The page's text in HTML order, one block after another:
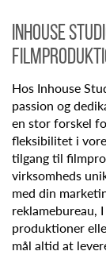
INHOUSE
Hos Inhouse
passion og
en stor forskel
fleksibilitet i
tilgang til
virksomheds
med din
reklamebureau,
produktioner
mål altid at